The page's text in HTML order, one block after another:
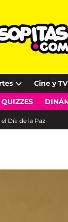
Open
dropdown
Cine y TV
QUIZZES
Día de la Paz